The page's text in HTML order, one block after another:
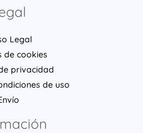
Legal
de cookies
privacidad
de uso